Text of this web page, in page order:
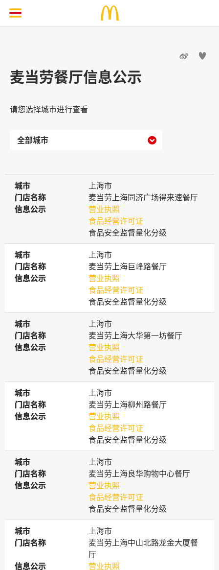
 
麦当劳餐厅信息公示
请您选择城市进行查看

城市
城市
上海市
门店名称
门店名称
麦当劳上海同济广场得来速餐厅
信息公示
信息公示
营业执照
食品经营许可证
食品安全监督量化分级
城市
城市
上海市
门店名称
门店名称
麦当劳上海巨峰路餐厅
信息公示
信息公示
营业执照
食品经营许可证
食品安全监督量化分级
城市
城市
上海市
门店名称
门店名称
麦当劳上海大华第一坊餐厅
信息公示
信息公示
营业执照
食品经营许可证
食品安全监督量化分级
城市
城市
上海市
门店名称
门店名称
麦当劳上海柳州路餐厅
信息公示
信息公示
营业执照
食品经营许可证
食品安全监督量化分级
城市
城市
上海市
门店名称
门店名称
麦当劳上海良华购物中心餐厅
信息公示
信息公示
营业执照
食品经营许可证
食品安全监督量化分级
城市
城市
上海市
门店名称
门店名称
麦当劳上海中山北路龙金大厦餐
厅
信息公示
信息公示
营业执照